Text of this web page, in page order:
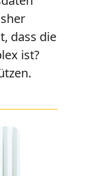
dass die
ist?